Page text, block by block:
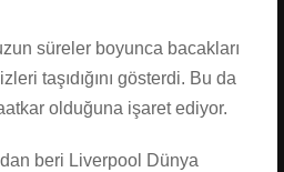
süreler boyunca bacakları
taşıdığını gösterdi. Bu da
olduğuna işaret ediyor.
beri Liverpool Dünya